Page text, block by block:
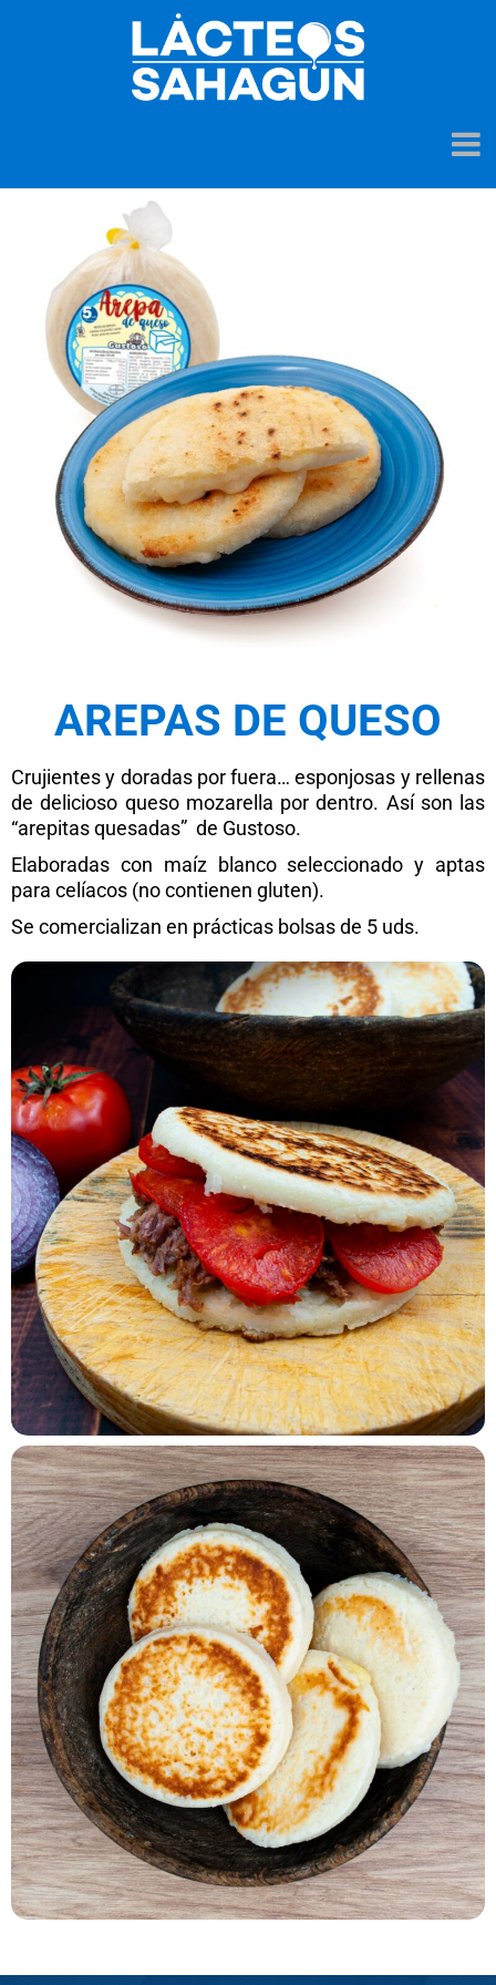
AREPAS DE QUESO
Crujientes y doradas por fuera… esponjosas y rellenas
de delicioso queso mozarella por dentro. Así son las
“arepitas quesadas” de Gustoso.
Elaboradas con maíz blanco seleccionado y aptas
para celíacos (no contienen gluten).
Se comercializan en prácticas bolsas de 5 uds.